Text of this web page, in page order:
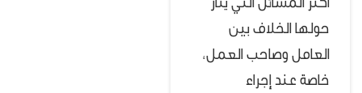
أكثر المسائل التي يثار
حولها الخلاف بين
العامل وصاحب العمل،
خاصة عند إجراء